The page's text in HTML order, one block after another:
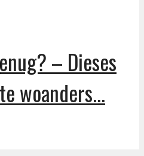
– Dieses
woanders...